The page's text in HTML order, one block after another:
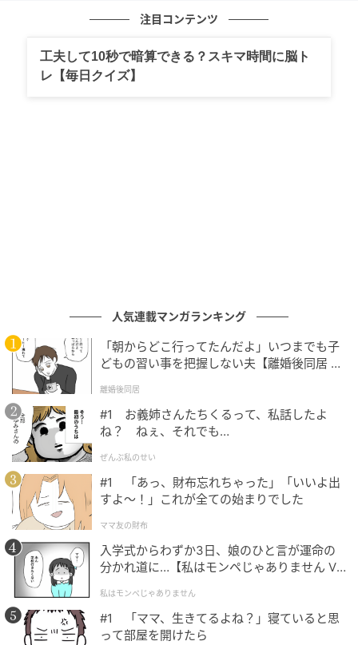
次の記事
注目コンテンツ
工夫して10秒で暗算できる？スキマ時間に脳ト
レ【毎日クイズ】
人気連載マンガランキング
「朝からどこ行ってたんだよ」いつまでも子
どもの習い事を把握しない夫【離婚後同居 Vo
離婚後同居
#1 お義姉さんたちくるって、私話したよ
ね？ ねぇ、それでも…
ぜんぶ私のせい
#1 「あっ、財布忘れちゃった」「いいよ出
すよ〜！」これが全ての始まりでした
ママ友の財布
入学式からわずか3日、娘のひと言が運命の
分かれ道に…【私はモンペじゃありません Vo
私はモンペじゃありません
#1 「ママ、生きてるよね？」寝ていると思
って部屋を開けたら